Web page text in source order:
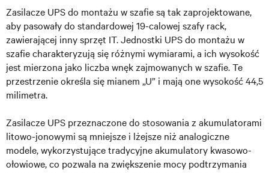
Zasilacze UPS do montażu w szafie są tak zaprojektowane,
aby pasowały do standardowej 19-calowej szafy rack,
zawierającej inny sprzęt IT. Jednostki UPS do montażu w
szafie charakteryzują się różnymi wymiarami, a ich wysokość
jest mierzona jako liczba wnęk zajmowanych w szafie. Te
przestrzenie określa się mianem „U” i mają one wysokość 44,5
milimetra.
Zasilacze UPS przeznaczone do stosowania z akumulatorami
litowo-jonowymi są mniejsze i lżejsze niż analogiczne
modele, wykorzystujące tradycyjne akumulatory kwasowo-
ołowiowe, co pozwala na zwiększenie mocy podtrzymania